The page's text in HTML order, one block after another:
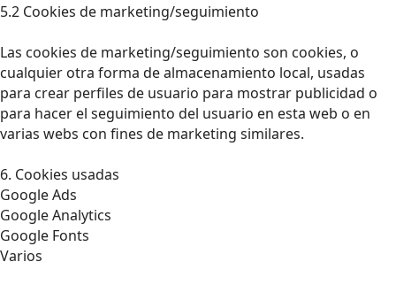
5.2 Cookies de marketing/seguimiento
Las cookies de marketing/seguimiento son cookies, o
cualquier otra forma de almacenamiento local, usadas
para crear perfiles de usuario para mostrar publicidad o
para hacer el seguimiento del usuario en esta web o en
varias webs con fines de marketing similares.
6. Cookies usadas
Google Ads
Google Analytics
Google Fonts
Varios